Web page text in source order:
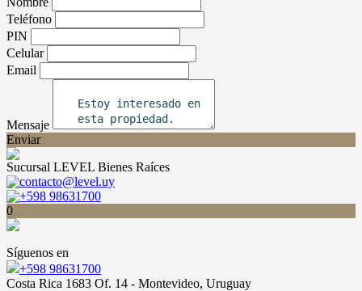
Teléfono
PIN
Celular
Email
Mensaje
Enviar
Sucursal LEVEL Bienes Raíces
contacto@level.uy
+598 98631700
0
Síguenos en
+598 98631700
Costa Rica 1683 Of. 14 - Montevideo, Uruguay